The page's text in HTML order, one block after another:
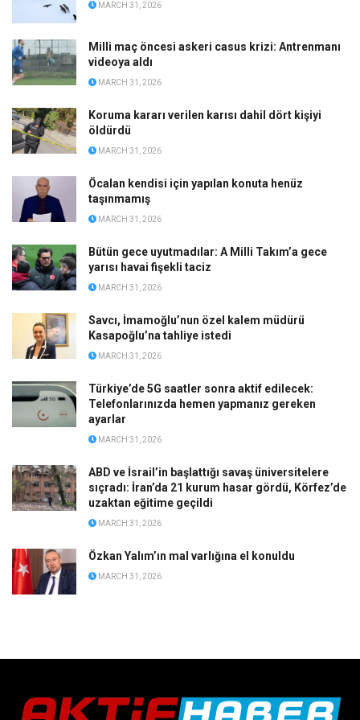
MARCH 31, 2026
Milli maç öncesi askeri casus krizi: Antrenmanı
videoya aldı
MARCH 31, 2026
Koruma kararı verilen karısı dahil dört kişiyi
öldürdü
MARCH 31, 2026
Öcalan kendisi için yapılan konuta henüz
taşınmamış
MARCH 31, 2026
Bütün gece uyutmadılar: A Milli Takım’a gece
yarısı havai fişekli taciz
MARCH 31, 2026
Savcı, İmamoğlu’nun özel kalem müdürü
Kasapoğlu’na tahliye istedi
MARCH 31, 2026
Türkiye’de 5G saatler sonra aktif edilecek:
Telefonlarınızda hemen yapmanız gereken
ayarlar
MARCH 31, 2026
ABD ve İsrail’in başlattığı savaş üniversitelere
sıçradı: İran’da 21 kurum hasar gördü, Körfez’de
uzaktan eğitime geçildi
MARCH 31, 2026
Özkan Yalım’ın mal varlığına el konuldu
MARCH 31, 2026